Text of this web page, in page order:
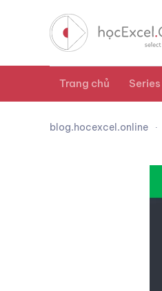
Trang chủ
blog.hocexcel.online